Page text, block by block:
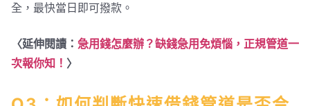
全，最快當日即可撥款。
〈延伸閱讀： 急用錢怎麼辦？缺錢急用免煩惱，正規管道一
次報你知！ 〉